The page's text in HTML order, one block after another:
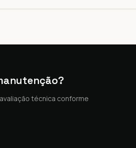
técnica conforme